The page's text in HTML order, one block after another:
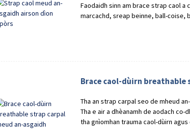
Faodaidh sinn am brace strap caol
marcachd, sreap beinne, ball-coise,
Brace caol-dùirn breathable
Tha an strap carpal seo de mheud
Tha e air a dhèanamh de aodach
tha gnìomhan trauma caol-dùirn